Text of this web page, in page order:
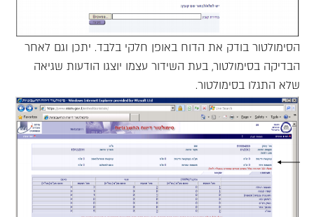
הסימולטור בודק את הדוח באופן חלקי בלבד. יתכן וגם לאחר
הבדיקה בסימולטור, בעת השידור עצמו יוצגו הודעות שגיאה
שלא התגלו בסימולטור.